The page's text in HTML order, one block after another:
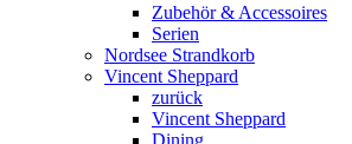
Zubehör & Accessoires
Serien
Nordsee Strandkorb
Vincent Sheppard
zurück
Vincent Sheppard
Dining